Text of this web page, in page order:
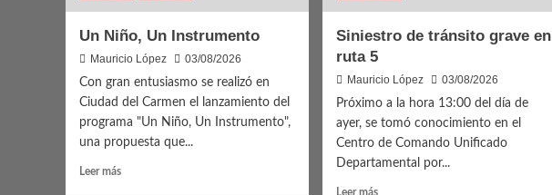
Un Niño, Un Instrumento
Mauricio López
03/08/2026
Con gran entusiasmo se realizó en
Ciudad del Carmen el lanzamiento del
programa "Un Niño, Un Instrumento",
una propuesta que...
Leer másLeer
Siniestro de tránsito grave en
ruta 5
Mauricio López
03/08/2026
Próximo a la hora 13:00 del día de
ayer, se tomó conocimiento en el
Centro de Comando Unificado
Departamental por...
Leer másLeer